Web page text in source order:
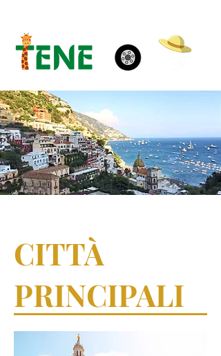
CITTÀ
PRINCIPALI